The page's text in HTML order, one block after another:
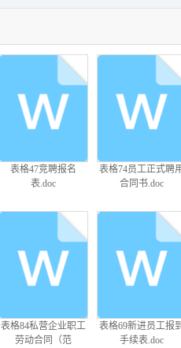
【DDI讲义分享】
230310华东人才战略
光辉国际：2023全球
人才招聘趋势报告-21
2-企业管理部关键绩
效考核指标.docx
【实例】麦肯锡为可
口可乐做的关键业务
表格47竞聘报名
表.doc
表格74员工正式聘
合同书.doc
表格84私营企业职工
劳动合同（范
表格69新进员工报到
手续表.doc